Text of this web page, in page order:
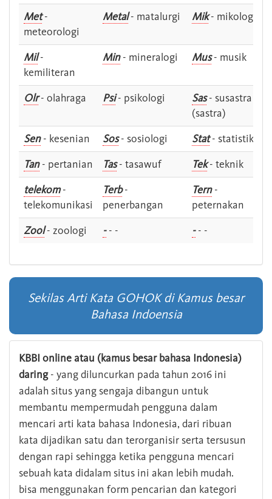
Met-
meteorologi
Metal- matalurgi Mik- mikologi
Mil-
kemiliteran
Min- mineralogi Mus- musik
Olr- olahraga Psi- psikologi Sas- susastra -
(sastra)
Sen- kesenian Sos- sosiologi Stat- statistik
Tan- pertanian Tas- tasawuf Tek- teknik
telekom-
telekomunikasi
Terb-
penerbangan
Tern-
peternakan
Zool- zoologi -- - -- -
Sekilas Arti Kata GOHOK di Kamus besar
Bahasa Indoensia
KBBI online atau (kamus besar bahasa Indonesia)
daring- yang diluncurkan pada tahun 2016 ini
adalah situs yang sengaja dibangun untuk
membantu mempermudah pengguna dalam
mencari arti kata bahasa Indonesia, dari ribuan
kata dijadikan satu dan terorganisir serta tersusun
dengan rapi sehingga ketika pengguna mencari
sebuah kata didalam situs ini akan lebih mudah.
bisa menggunakan form pencarian dan kategori